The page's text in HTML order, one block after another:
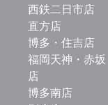
西鉄二日市店
直方店
博多・住吉店
福岡天神・赤坂
店
博多南店